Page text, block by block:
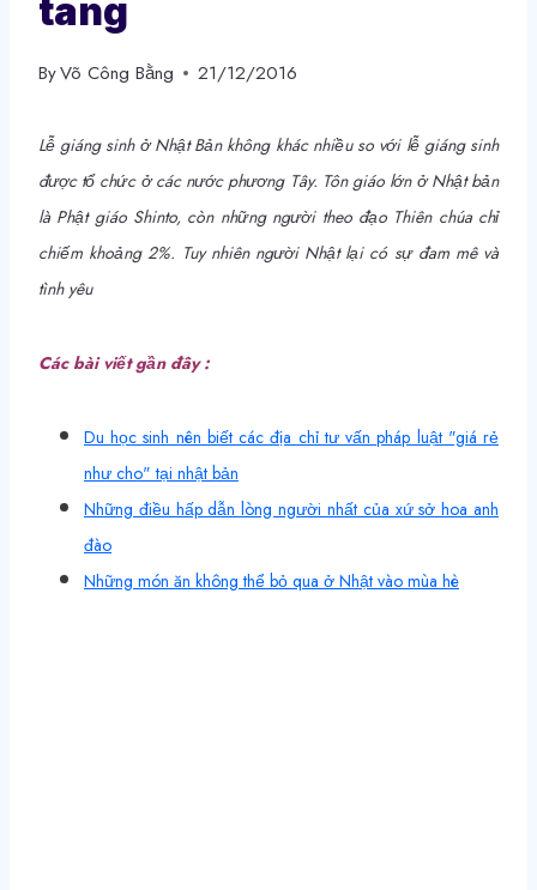
tang
ByVõ Công Bằng 21/12/2016
Lễ giáng sinh ở Nhật Bản không khác nhiều so với lễ giáng sinh
được tổ chức ở các nước phương Tây. Tôn giáo lớn ở Nhật bản
là Phật giáo Shinto, còn những người theo đạo Thiên chúa chỉ
chiếm khoảng 2%. Tuy nhiên người Nhật lại có sự đam mê và
tình yêu
Các bài viết gần đây :
Du học sinh nên biết các địa chỉ tư vấn pháp luật "giá rẻ
như cho" tại nhật bản
Những điều hấp dẫn lòng người nhất của xứ sở hoa anh
đào
Những món ăn không thể bỏ qua ở Nhật vào mùa hè